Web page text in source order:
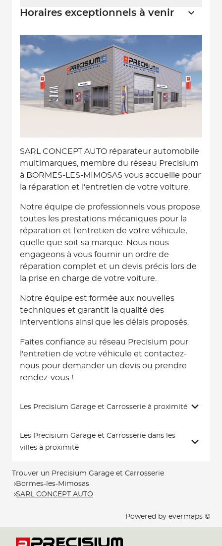
Horaires exceptionnels à venir
SARL CONCEPT AUTO réparateur automobile
multimarques, membre du réseau Precisium
à BORMES-LES-MIMOSAS vous accueille pour
la réparation et l'entretien de votre voiture.
Notre équipe de professionnels vous propose
toutes les prestations mécaniques pour la
réparation et l'entretien de votre véhicule,
quelle que soit sa marque. Nous nous
engageons à vous fournir un ordre de
réparation complet et un devis précis lors de
la prise en charge de votre voiture.
Notre équipe est formée aux nouvelles
techniques et garantit la qualité des
interventions ainsi que les délais proposés.
Faites confiance au réseau Precisium pour
l'entretien de votre véhicule et contactez-
nous pour demander un devis ou prendre
rendez-vous !
Les Precisium Garage et Carrosserie à proximité
Les Precisium Garage et Carrosserie dans les
villes à proximité
Trouver un Precisium Garage et Carrosserie
Bormes-les-Mimosas
SARL CONCEPT AUTO
Powered by evermaps ©